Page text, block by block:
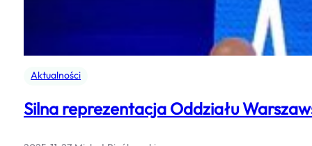
Aktualności
Silna reprezentacja Oddziału